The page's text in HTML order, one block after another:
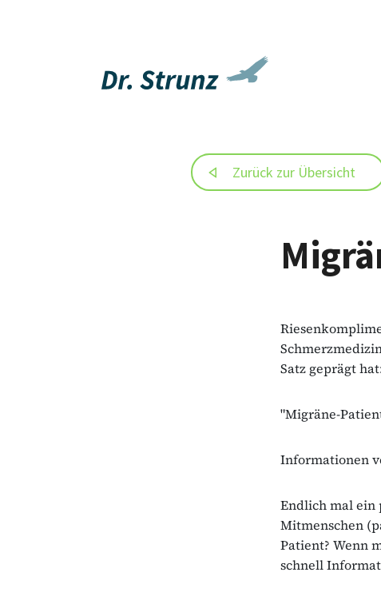
Zurück zur Übersicht
Satz geprägt
"Migräne-
Informationen
Endlich mal ein
Mitmenschen
Patient? Wenn
schnell